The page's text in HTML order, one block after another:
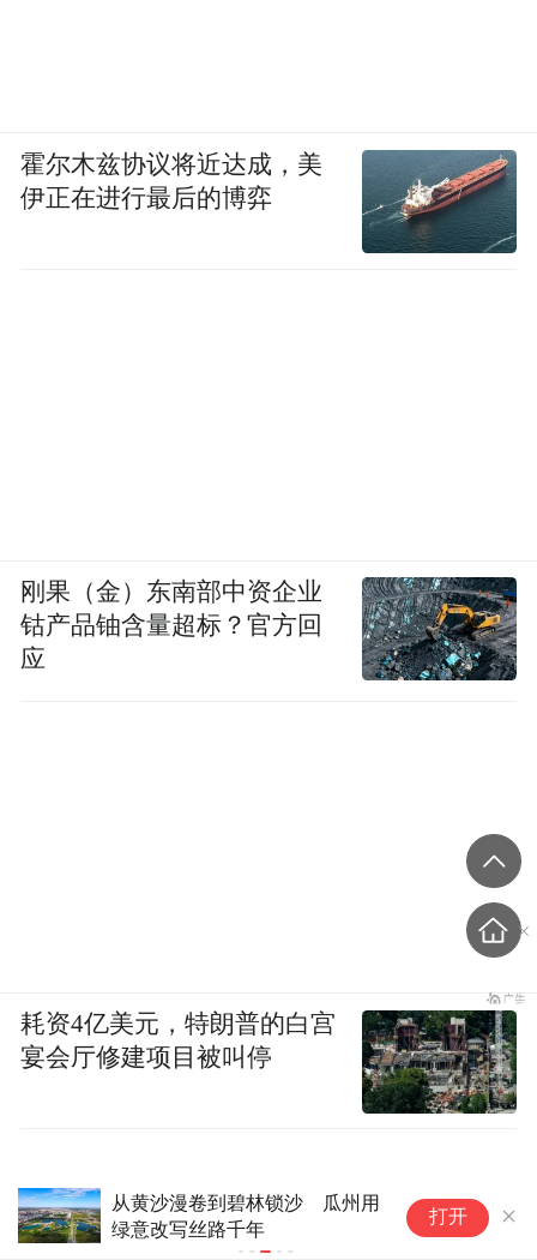
诗意中国丨画船撑入花深处(2)# 打开
霍尔木兹协议将近达成，美
伊正在进行最后的博弈
刚果（金）东南部中资企业
钴产品铀含量超标？官方回
应
耗资4亿美元，特朗普的白宫
宴会厅修建项目被叫停